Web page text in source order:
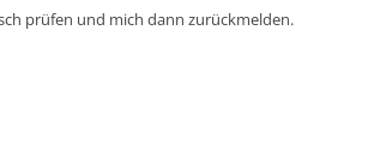
prüfen und mich dann zurückmelden.